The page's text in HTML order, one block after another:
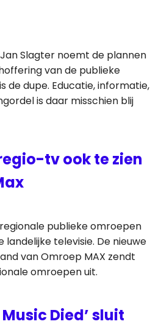
Slagter noemt de plannen
van de publieke
de dupe. Educatie, informatie,
is daar misschien blij
tv ook te zien
publieke omroepen
landelijke televisie. De nieuwe
van Omroep MAX zendt
omroepen uit.
Died’ sluit